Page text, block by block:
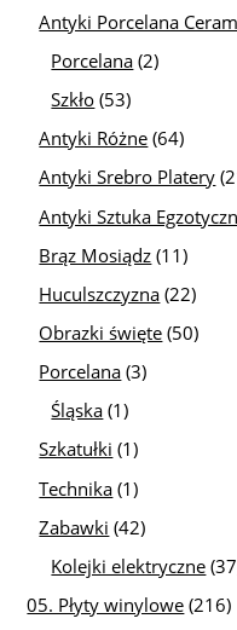
Antyki Porcelana
Porcelana (2)
Szkło (53)
Antyki Różne (64)
Antyki Srebro Platery
Antyki Sztuka
Brąz Mosiądz (11)
Huculszczyzna (22)
Obrazki święte (50)
Porcelana (3)
Śląska (1)
Szkatułki (1)
Technika (1)
Zabawki (42)
Kolejki elektryczne
05. Płyty winylowe (216)